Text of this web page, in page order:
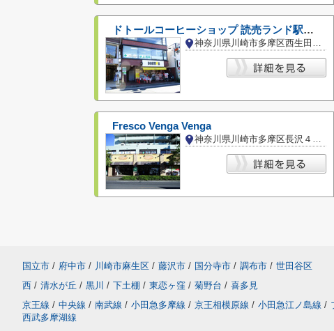
ドトールコーヒーショップ 読売ランド駅前店
神奈川県川崎市多摩区西生田３丁目
Fresco Venga Venga
神奈川県川崎市多摩区長沢４丁目
国立市 / 府中市 / 川崎市麻生区 / 藤沢市 / 国分寺市 / 調布市 / 世田谷区
西 / 清水が丘 / 黒川 / 下土棚 / 東恋ヶ窪 / 菊野台 / 喜多見
京王線 / 中央線 / 南武線 / 小田急多摩線 / 京王相模原線 / 小田急江ノ島線 /
西武多摩湖線